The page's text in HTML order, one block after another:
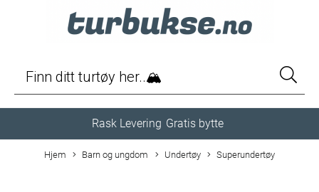
Rask Levering Gratis bytte
Hjem Barn og ungdom Undertøy Superundertøy